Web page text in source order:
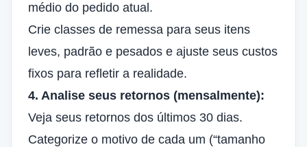
médio do pedido atual.
Crie classes de remessa para seus itens
leves, padrão e pesados ​​e ajuste seus custos
fixos para refletir a realidade.
4. Analise seus retornos (mensalmente):
Veja seus retornos dos últimos 30 dias.
Categorize o motivo de cada um (“tamanho